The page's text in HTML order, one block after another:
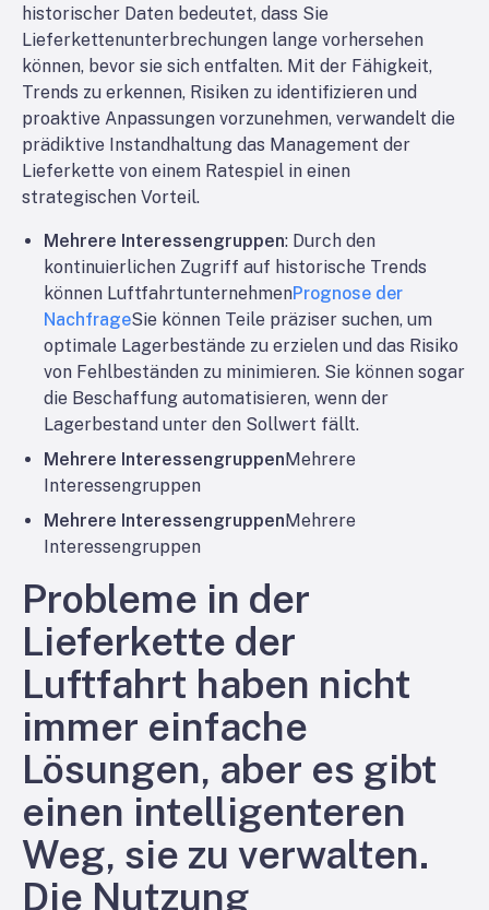
historischer Daten bedeutet, dass Sie
Lieferkettenunterbrechungen lange vorhersehen
können, bevor sie sich entfalten. Mit der Fähigkeit,
Trends zu erkennen, Risiken zu identifizieren und
proaktive Anpassungen vorzunehmen, verwandelt die
prädiktive Instandhaltung das Management der
Lieferkette von einem Ratespiel in einen
strategischen Vorteil.
Mehrere Interessengruppen: Durch den
kontinuierlichen Zugriff auf historische Trends
können LuftfahrtunternehmenPrognose der
NachfrageSie können Teile präziser suchen, um
optimale Lagerbestände zu erzielen und das Risiko
von Fehlbeständen zu minimieren. Sie können sogar
die Beschaffung automatisieren, wenn der
Lagerbestand unter den Sollwert fällt.
Mehrere InteressengruppenMehrere
Interessengruppen
Mehrere InteressengruppenMehrere
Interessengruppen
Probleme in der
Lieferkette der
Luftfahrt haben nicht
immer einfache
Lösungen, aber es gibt
einen intelligenteren
Weg, sie zu verwalten.
Die Nutzung